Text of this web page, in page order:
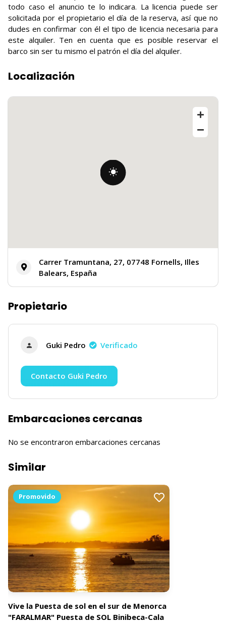
todo caso el anuncio te lo indicara. La licencia puede ser
solicitada por el propietario el día de la reserva, así que no
dudes en confirmar con él el tipo de licencia necesaria para
este alquiler. Ten en cuenta que es posible reservar el
barco sin ser tu mismo el patrón el día del alquiler.
Localización
Carrer Tramuntana, 27, 07748 Fornells, Illes
Balears, España
Propietario
Guki Pedro Verificado
Contacto Guki Pedro
Embarcaciones cercanas
No se encontraron embarcaciones cercanas
Similar
Promovido
Vive la Puesta de sol en el sur de Menorca
"FARALMAR" Puesta de SOL Binibeca-Cala